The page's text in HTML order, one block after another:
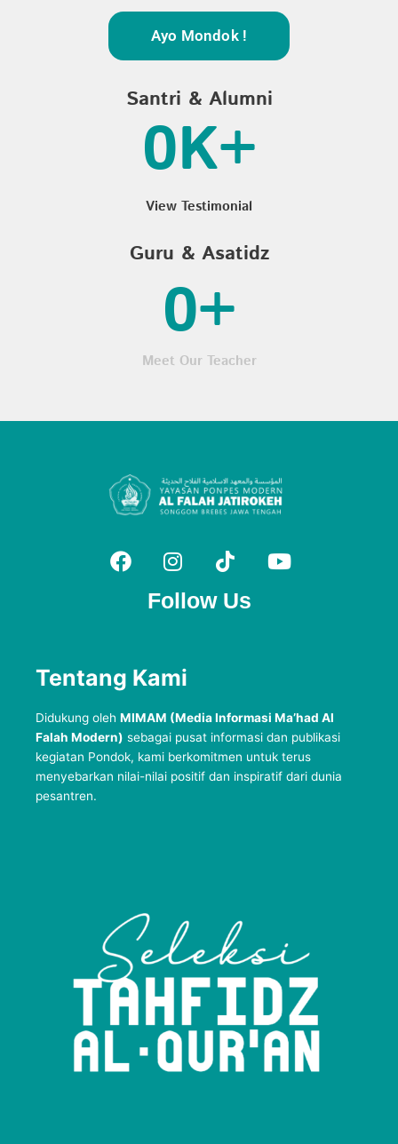
Ayo Mondok !
Santri & Alumni
0K+
View Testimonial
Guru & Asatidz
0+
Meet Our Teacher
Follow Us
Tentang Kami
Didukung oleh MIMAM (Media Informasi Ma’had Al
Falah Modern) sebagai pusat informasi dan publikasi
kegiatan Pondok, kami berkomitmen untuk terus
menyebarkan nilai-nilai positif dan inspiratif dari dunia
pesantren.